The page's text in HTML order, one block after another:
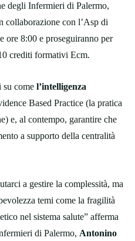
degli Infermieri di Palermo,
collaborazione con l’Asp di
ore 8:00 e proseguiranno per
crediti formativi Ecm.
su come l’intelligenza
Based Practice (la pratica
e, al contempo, garantire che
a supporto della centralità
a gestire la complessità, ma
temi come la fragilità
nel sistema salute” afferma
di Palermo, Antonino